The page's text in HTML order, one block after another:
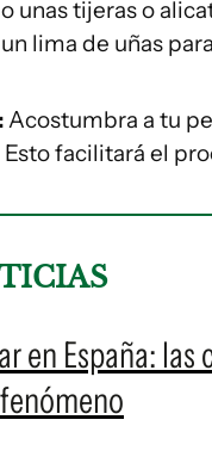
unas tijeras o
lima de uñas
Acostumbra a tu
facilitará el
en España: